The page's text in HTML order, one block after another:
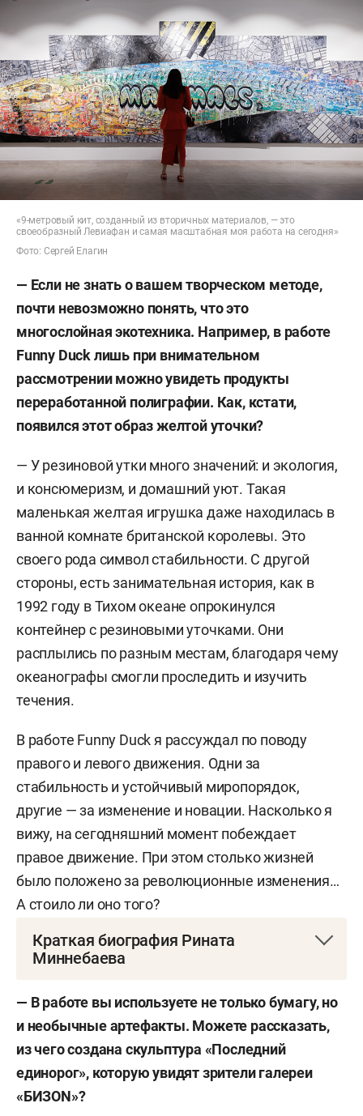
«9-метровый кит, созданный из вторичных материалов, — это
своеобразный Левиафан и самая масштабная моя работа на сегодня»
Фото: Сергей Елагин
— Если не знать о вашем творческом методе,
почти невозможно понять, что это
многослойная экотехника. Например, в работе
Funny Duckлишь при внимательном
рассмотрении можно увидеть продукты
переработанной полиграфии. Как, кстати,
появился этот образ желтой уточки?
— У резиновой утки много значений: и экология,
и консюмеризм, и домашний уют. Такая
маленькая желтая игрушка даже находилась в
ванной комнате британской королевы. Это
своего рода символ стабильности. С другой
стороны, есть занимательная история, как в
1992 году в Тихом океане опрокинулся
контейнер с резиновыми уточками. Они
расплылись по разным местам, благодаря чему
океанографы смогли проследить и изучить
течения.
В работе Funny Duck я рассуждал по поводу
правого и левого движения. Одни за
стабильность и устойчивый миропорядок,
другие — за изменение и новации. Насколько я
вижу, на сегодняшний момент побеждает
правое движение. При этом столько жизней
было положено за революционные изменения…
А стоило ли оно того?
Краткая биография Рината
Миннебаева
Ринат Ягфарович Миннебаев
— заслуженный
художник Башкортостана, заслуженный деятель
искусств РТ, член союза художников России,
член Международной академии графики (Санкт-
Петербург).
— В работе вы используете не только бумагу, но
и необычные артефакты. Можете рассказать,
из чего создана скульптура «Последний
единорог», которую увидят зрители галереи
«БИЗON»?